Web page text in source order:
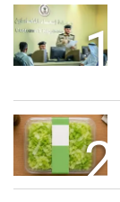
1
2